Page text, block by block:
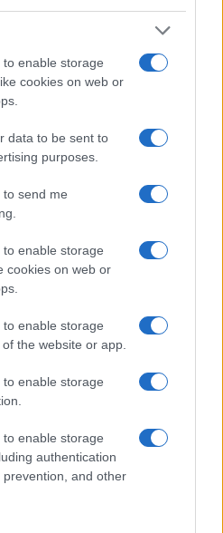
enable storage
cookies on web or
data to be sent to
purposes.
to send me
enable storage
cookies on web or
enable storage
the website or app.
enable storage
enable storage
authentication
and other
que permite
solar
solar…
entender conflictos
a paso
y mapas,…